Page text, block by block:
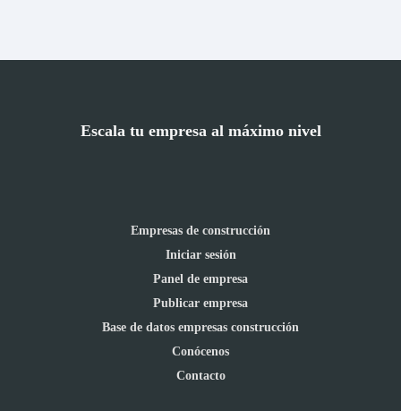
Escala tu empresa al máximo nivel
Empresas de construcción
Iniciar sesión
Panel de empresa
Publicar empresa
Base de datos empresas construcción
Conócenos
Contacto